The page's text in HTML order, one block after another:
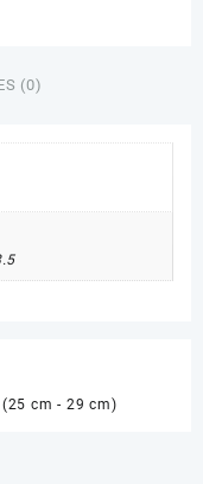
(0)
cm - 29 cm)